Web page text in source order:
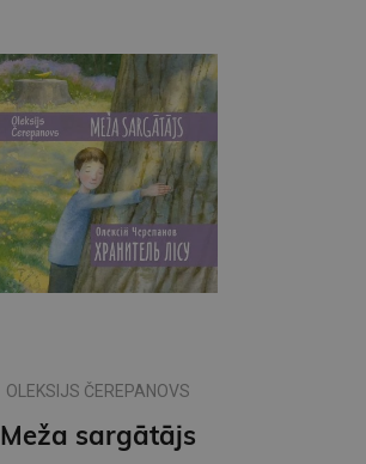
OLEKSIJS ČEREPANOVS
Meža sargātājs